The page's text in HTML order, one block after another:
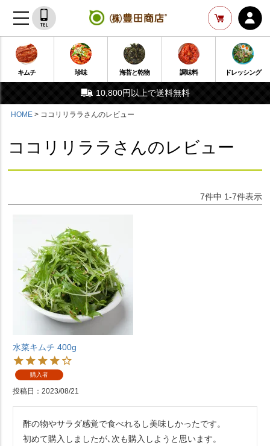
キムチ 珍味 海苔と乾物 調味料 ドレッシング
10,800円以上で送料無料
HOME ココリリララさんのレビュー
ココリリララさんのレビュー
7件中 1-7件表示
水菜キムチ 400g
購入者
投稿日 2023/08/21
酢の物やサラダ感覚で食べれるし美味しかったです。